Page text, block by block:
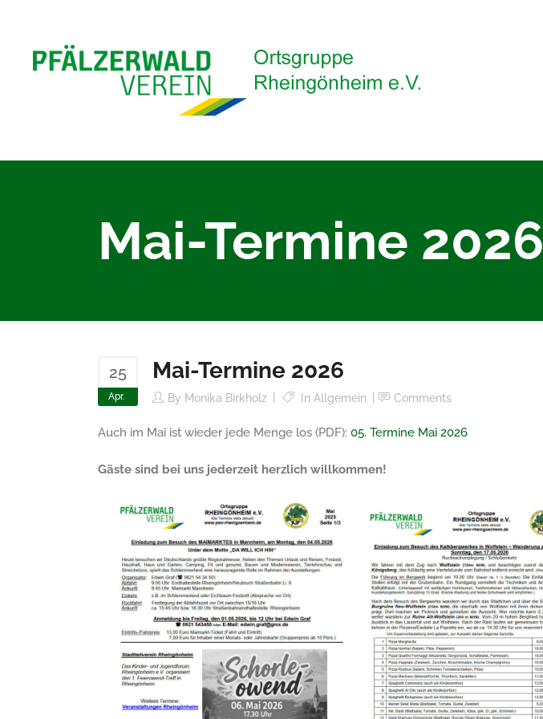
Mai-Termine 2026
25
Apr.
Mai-Termine 2026
By Monika Birkholz In Allgemein Comments
Auch im Mai ist wieder jede Menge los (PDF): 05. Termine Mai 2026
Gäste sind bei uns jederzeit herzlich willkommen!